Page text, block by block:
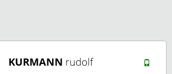
KURMANN rudolf